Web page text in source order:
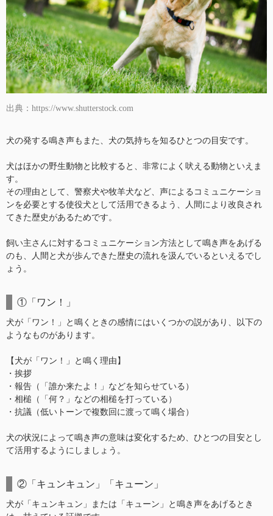
出典：https://www.shutterstock.com
犬の発する鳴き声もまた、犬の気持ちを知るひとつの目安です。
犬はほかの野生動物と比較すると、非常によく吠える動物といえま
す。
その理由として、警察犬や牧羊犬など、声によるコミュニケーショ
ンを必要とする使役犬として活用できるよう、人間により改良され
てきた歴史があるためです。
飼い主さんに対するコミュニケーション方法として鳴き声をあげる
のも、人間と犬が歩んできた歴史の流れを汲んでいるといえるでし
ょう。
①「ワン！」
犬が「ワン！」と鳴くときの感情にはいくつかの説があり、以下の
ようなものがあります。
【犬が「ワン！」と鳴く理由】
・挨拶
・報告（「誰か来たよ！」などを知らせている）
・相槌（「何？」などの相槌を打っている）
・抗議（低いトーンで複数回に渡って鳴く場合）
犬の状況によって鳴き声の意味は変化するため、ひとつの目安とし
て活用するようにしましょう。
②「キュンキュン」「キューン」
犬が「キュンキュン」または「キューン」と鳴き声をあげるとき